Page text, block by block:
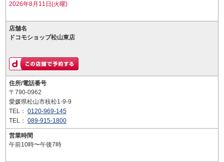
2026年8月11日(火曜)
店舗名
ドコモショップ松山東店
住所/電話番号
〒790-0962
愛媛県松山市枝松1-9-9
TEL： 0120-969-145
TEL： 089-915-1800
営業時間
午前10時〜午後7時